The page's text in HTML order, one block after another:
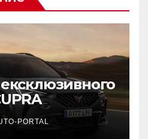
почнеться в
PORTAL